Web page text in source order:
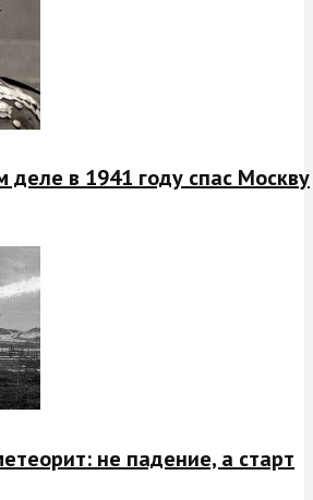
деле в 1941 году спас Москву
не падение, а старт